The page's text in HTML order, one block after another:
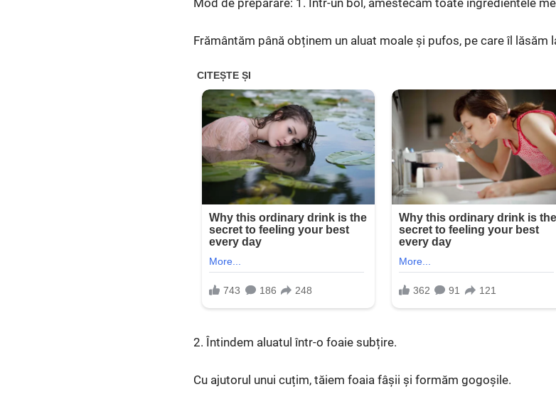
Mod de preparare: 1. Într-un bol, amestecăm toate ingredientele
Frământăm până obținem un aluat moale și pufos, pe care îl lăsăm
2. Întindem aluatul într-o foaie subțire.
Cu ajutorul unui cuțim, tăiem foaia fâșii și formăm gogoșile.